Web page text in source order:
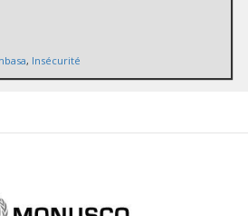
, Insécurité